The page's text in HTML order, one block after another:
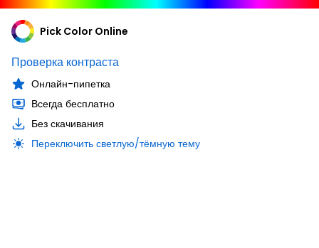
Pick Color Online
Проверка контраста
Онлайн-пипетка
Всегда бесплатно
Без скачивания
Переключить светлую/тёмную тему